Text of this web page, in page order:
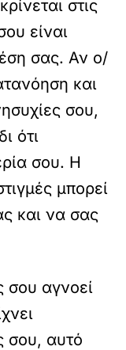
στις
είναι
σας. Αν ο/
και
σου,
ότι
σου. Η
μπορεί
και να σας
σου αγνοεί
σου, αυτό